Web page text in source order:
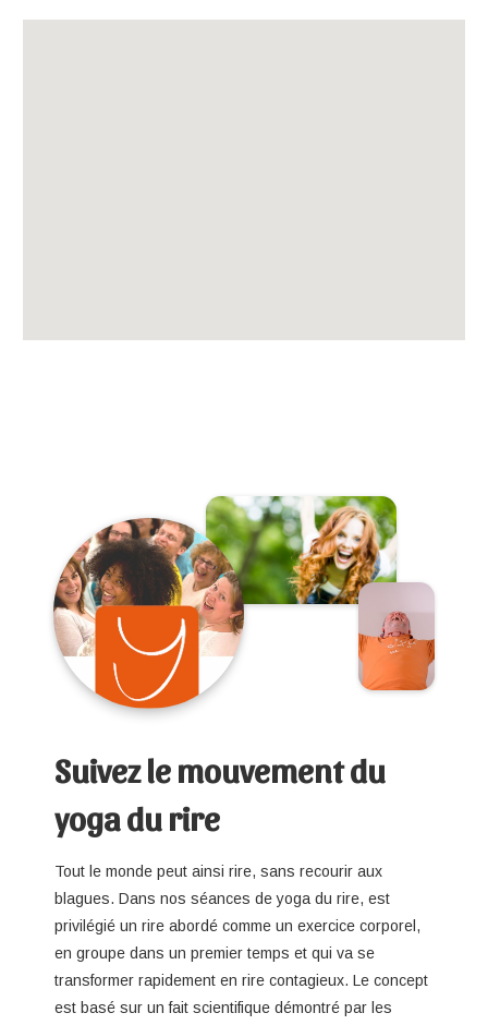
Suivez le mouvement du
yoga du rire
Tout le monde peut ainsi rire, sans recourir aux
blagues. Dans nos séances de yoga du rire, est
privilégié un rire abordé comme un exercice corporel,
en groupe dans un premier temps et qui va se
transformer rapidement en rire contagieux. Le concept
est basé sur un fait scientifique démontré par les